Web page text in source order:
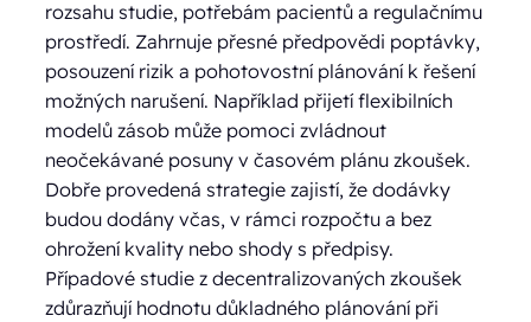
rozsahu studie, potřebám pacientů a regulačnímu
prostředí. Zahrnuje přesné předpovědi poptávky,
posouzení rizik a pohotovostní plánování k řešení
možných narušení. Například přijetí flexibilních
modelů zásob může pomoci zvládnout
neočekávané posuny v časovém plánu zkoušek.
Dobře provedená strategie zajistí, že dodávky
budou dodány včas, v rámci rozpočtu a bez
ohrožení kvality nebo shody s předpisy.
Případové studie z decentralizovaných zkoušek
zdůrazňují hodnotu důkladného plánování při